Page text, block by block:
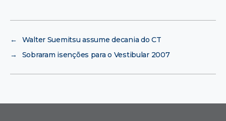
←
Walter Suemitsu assume decania do CT
→
Sobraram isenções para o Vestibular 2007